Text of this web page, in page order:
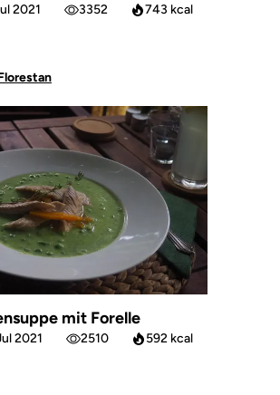
2021 3352 743 kcal
mit Forelle
2021 2510 592 kcal